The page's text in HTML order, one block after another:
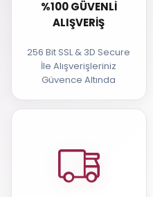
%100 GÜVENLI
ALIŞVERIŞ
256 Bit SSL & 3D Secure
İle Alışverişleriniz
Güvence Altında